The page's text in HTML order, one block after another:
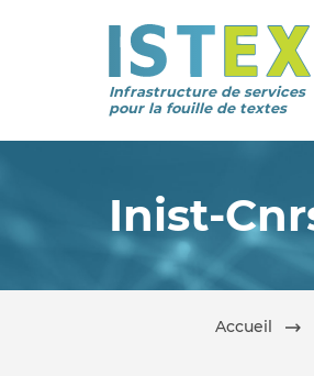
Infrastructure de services
pour la fouille de textes
Inist-
Accueil